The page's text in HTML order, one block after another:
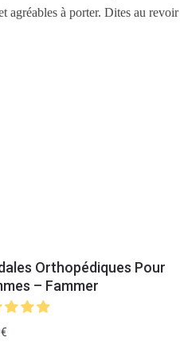
agréables à porter. Dites au revoir
Orthopédiques Pour
– Fammer
€